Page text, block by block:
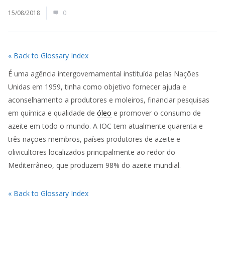
15/08/2018 0
« Back to Glossary Index
É uma agência intergovernamental instituída pelas Nações
Unidas em 1959, tinha como objetivo fornecer ajuda e
aconselhamento a produtores e moleiros, financiar pesquisas
em química e qualidade de óleo e promover o consumo de
azeite em todo o mundo. A IOC tem atualmente quarenta e
três nações membros, países produtores de azeite e
olivicultores localizados principalmente ao redor do
Mediterrâneo, que produzem 98% do azeite mundial.
« Back to Glossary Index